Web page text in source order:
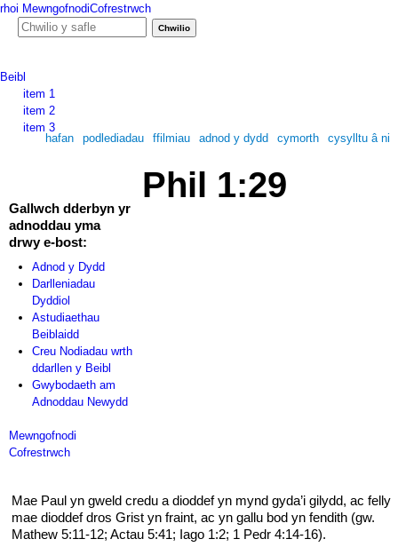
rhoi MewngofnodiCofrestrwch
Ffurf chwiliad
Chwilio y safle
Beibl
item 1
item 2
item 3
hafan
podlediadau ffilmiau adnod y dydd cymorth cysylltu â ni
Gallwch dderbyn yr
adnoddau yma
drwy e-bost:
Adnod y Dydd
Darlleniadau
Dyddiol
Astudiaethau
Beiblaidd
Creu Nodiadau wrth
ddarllen y Beibl
Gwybodaeth am
Adnoddau Newydd
Mewngofnodi
Cofrestrwch
Phil 1:29
Mae Paul yn gweld credu a dioddef yn mynd gyda’i gilydd, ac felly
mae dioddef dros Grist yn fraint, ac yn gallu bod yn fendith (gw.
Mathew 5:11-12; Actau 5:41; Iago 1:2; 1 Pedr 4:14-16).